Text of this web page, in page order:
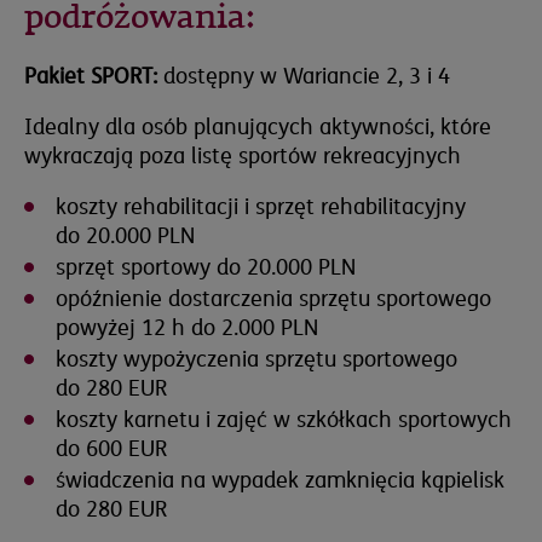
podróżowania:
Pakiet SPORT: dostępny w Wariancie 2, 3 i 4
Idealny dla osób planujących aktywności, które
wykraczają poza listę sportów rekreacyjnych
koszty rehabilitacji i sprzęt rehabilitacyjny
do 20.000 PLN
sprzęt sportowy do 20.000 PLN
opóźnienie dostarczenia sprzętu sportowego
powyżej 12 h do 2.000 PLN
koszty wypożyczenia sprzętu sportowego
do 280 EUR
koszty karnetu i zajęć w szkółkach sportowych
do 600 EUR
świadczenia na wypadek zamknięcia kąpielisk
do 280 EUR